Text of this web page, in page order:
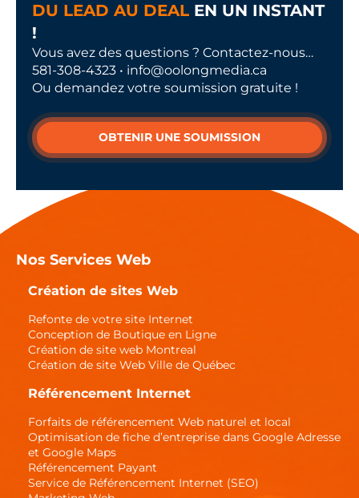
DU LEAD AU DEAL EN UN INSTANT
!
Vous avez des questions ? Contactez-nous…
581-308-4323 • info@oolongmedia.ca
Ou demandez votre soumission gratuite !
OBTENIR UNE SOUMISSION
Nos Services Web
Création de sites Web
Refonte de votre site Internet
Conception de Boutique en Ligne
Création de site web Montreal
Création de site Web Ville de Québec
Référencement Internet
Forfaits de référencement Web naturel et local
Optimisation de fiche d’entreprise dans Google Adresse
et Google Maps
Référencement Payant
Service de Référencement Internet (SEO)